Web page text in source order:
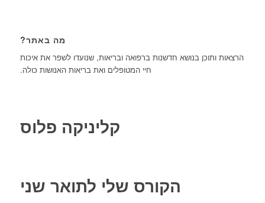
מה באתר?
הרצאות ותוכן בנושא חדשנות ברפואה ובריאות, שנועדו לשפר את איכות
חיי המטופלים ואת בריאות האנושות כולה.
קליניקה פלוס
הקורס שלי לתואר שני